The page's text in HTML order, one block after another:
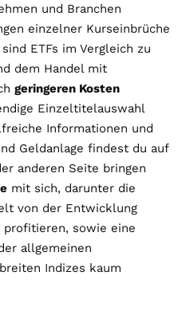
und Branchen
einzelner Kurseinbrüche
ETFs im Vergleich zu
dem Handel mit
geringeren Kosten
Einzeltitelauswahl
Informationen und
Geldanlage findest du auf
anderen Seite bringen
mit sich, darunter die
von der Entwicklung
sowie eine
allgemeinen
Indizes kaum